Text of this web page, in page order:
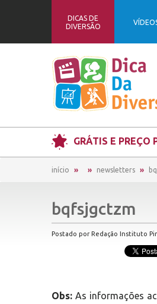
DICAS DE
DIVERSÃO
GRÁTIS E PREÇO
início newsletters
bqfsjgctzm
Postado por Redação Instituto
Obs: As informações